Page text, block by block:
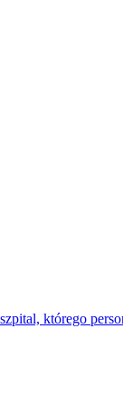
którego